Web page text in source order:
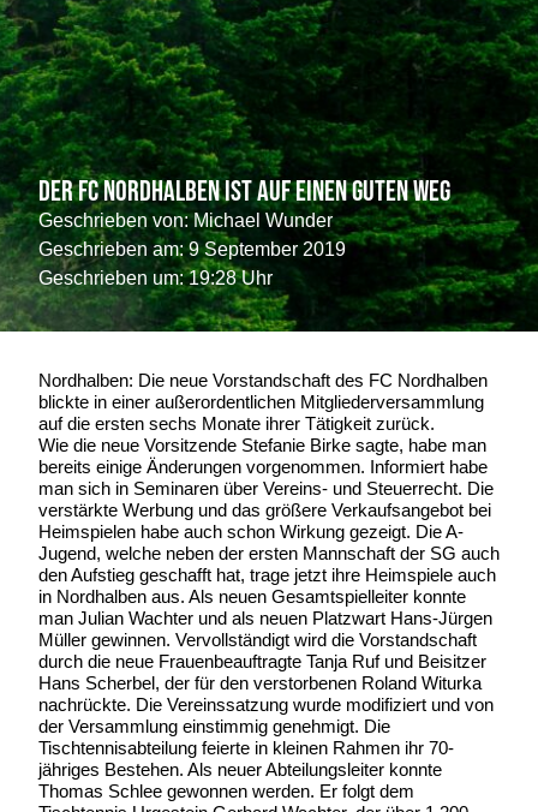
Der FC Nordhalben ist auf einen guten Weg
Geschrieben von:Michael Wunder
Geschrieben am: 9 September 2019
Geschrieben um: 19:28 Uhr
Nordhalben: Die neue Vorstandschaft des FC Nordhalben
blickte in einer außerordentlichen Mitgliederversammlung
auf die ersten sechs Monate ihrer Tätigkeit zurück.
Wie die neue Vorsitzende Stefanie Birke sagte, habe man
bereits einige Änderungen vorgenommen. Informiert habe
man sich in Seminaren über Vereins- und Steuerrecht. Die
verstärkte Werbung und das größere Verkaufsangebot bei
Heimspielen habe auch schon Wirkung gezeigt. Die A-
Jugend, welche neben der ersten Mannschaft der SG auch
den Aufstieg geschafft hat, trage jetzt ihre Heimspiele auch
in Nordhalben aus. Als neuen Gesamtspielleiter konnte
man Julian Wachter und als neuen Platzwart Hans-Jürgen
Müller gewinnen. Vervollständigt wird die Vorstandschaft
durch die neue Frauenbeauftragte Tanja Ruf und Beisitzer
Hans Scherbel, der für den verstorbenen Roland Witurka
nachrückte. Die Vereinssatzung wurde modifiziert und von
der Versammlung einstimmig genehmigt. Die
Tischtennisabteilung feierte in kleinen Rahmen ihr 70-
jähriges Bestehen. Als neuer Abteilungsleiter konnte
Thomas Schlee gewonnen werden. Er folgt dem